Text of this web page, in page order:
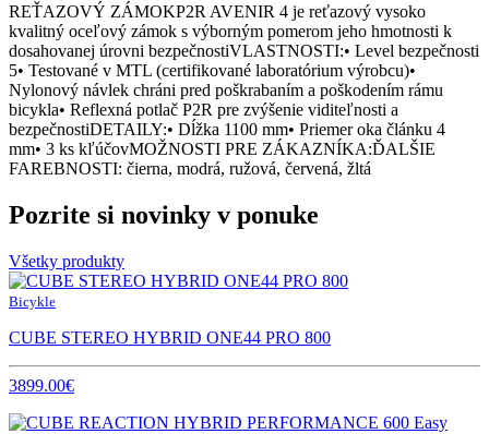
REŤAZOVÝ ZÁMOKP2R AVENIR 4 je reťazový vysoko
kvalitný oceľový zámok s výborným pomerom jeho hmotnosti k
dosahovanej úrovni bezpečnostiVLASTNOSTI:• Level bezpečnosti
5• Testované v MTL (certifikované laboratórium výrobcu)•
Nylonový návlek chráni pred poškrabaním a poškodením rámu
bicykla• Reflexná potlač P2R pre zvýšenie viditeľnosti a
bezpečnostiDETAILY:• Dĺžka 1100 mm• Priemer oka článku 4
mm• 3 ks kľúčovMOŽNOSTI PRE ZÁKAZNÍKA:ĎALŠIE
FAREBNOSTI: čierna, modrá, ružová, červená, žltá
Pozrite si novinky v ponuke
Všetky produkty
Bicykle
CUBE STEREO HYBRID ONE44 PRO 800
3899.00€